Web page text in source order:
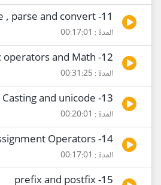
11- readline , parse and convert
المدة : 00:17:01
12- Arithmetic operators and Math
المدة : 00:31:25
13- Type Casting and unicode
المدة : 00:20:01
14- Assignment Operators
المدة : 00:17:01
15- prefix and postfix